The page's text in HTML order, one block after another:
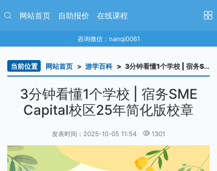
网站首页 自助报价 在线课程
咨询微信：nanqi0061
当前位置 网站首页 游学百科 3分钟看懂1个学校 | 宿务SME Capital校区25年简化版校章
3分钟看懂1个学校 | 宿务SME
Capital校区25年简化版校章
发表时间：2025-10-05 11:54 1301